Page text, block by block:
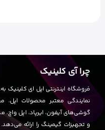
چرا آی کلینیک
فروشگاه اینترنتی اپل ای کلینیک
نمایندگی معتبر محصولات اپل،
گوشی‌های آیفون، ایرپاد، اپل
و تجهیزات گیمینگ را ارائه